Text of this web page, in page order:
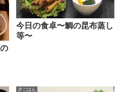
今日の食卓〜鯛の昆布蒸し
等〜
夕ごはん